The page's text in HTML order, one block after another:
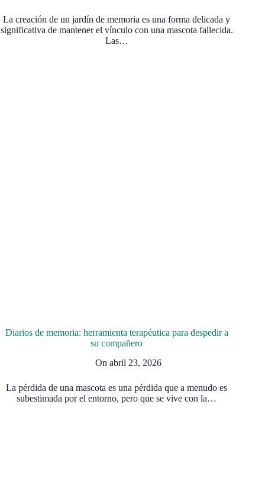
La creación de un jardín de memoria es una forma delicada y
significativa de mantener el vínculo con una mascota fallecida.
Las…
Diarios de memoria: herramienta terapéutica para despedir a
su compañero
On abril 23, 2026
La pérdida de una mascota es una pérdida que a menudo es
subestimada por el entorno, pero que se vive con la…